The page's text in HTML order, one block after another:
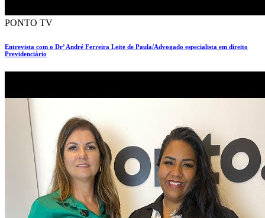
PONTO TV
Entrevista com o Dr’ André Ferreira Leite de Paula/Advogado especialista em direito
Previdenciário